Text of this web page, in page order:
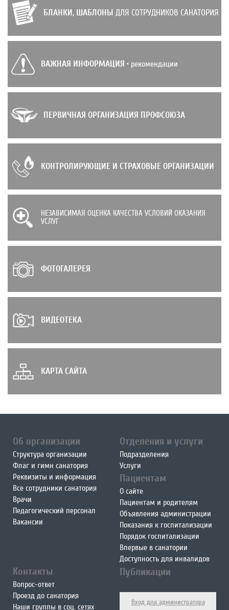
БЛАНКИ, ШАБЛОНЫ ДЛЯ СОТРУДНИКОВ САНАТОРИЯ
ВАЖНАЯ ИНФОРМАЦИЯ • рекомендации
ПЕРВИЧНАЯ ОРГАНИЗАЦИЯ ПРОФСОЮЗА
КОНТРОЛИРУЮЩИЕ И СТРАХОВЫЕ ОРГАНИЗАЦИИ
НЕЗАВИСИМАЯ ОЦЕНКА КАЧЕСТВА УСЛОВИЙ ОКАЗАНИЯ
УСЛУГ
ФОТОГАЛЕРЕЯ
ВИДЕОТЕКА
КАРТА САЙТА
Об организации
Структура организации
Флаг и гимн санатория
Реквизиты и информация
Все сотрудники санатория
Врачи
Педагогический персонал
Вакансии
Отделения и услуги
Подразделения
Услуги
Пациентам
О сайте
Пациентам и родителям
Объявления администрации
Показания к госпитализации
Порядок госпитализации
Впервые в санатории
Доступность для инвалидов
Контакты
Вопрос-ответ
Проезд до санатория
Наши группы в соц. сетях
Публикации
Вход для администратора